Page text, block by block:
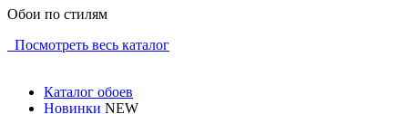
Обои по стилям
Посмотреть весь каталог
Каталог обоев
Новинки NEW